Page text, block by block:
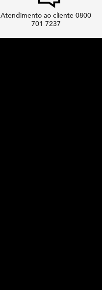
Atendimento ao cliente 0800
701 7237